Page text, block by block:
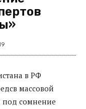
в РФ
массовой
под сомнение